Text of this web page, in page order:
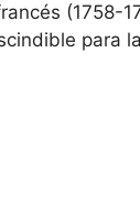
(1758-
para